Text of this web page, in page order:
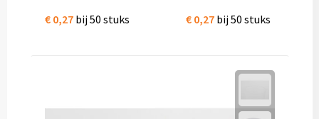
€ 0,27 bij 50 stuks € 0,27 bij 50 stuks